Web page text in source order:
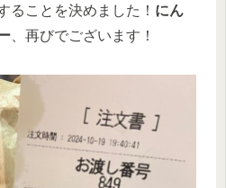
ることを決めました！ にん
、再びでございます！